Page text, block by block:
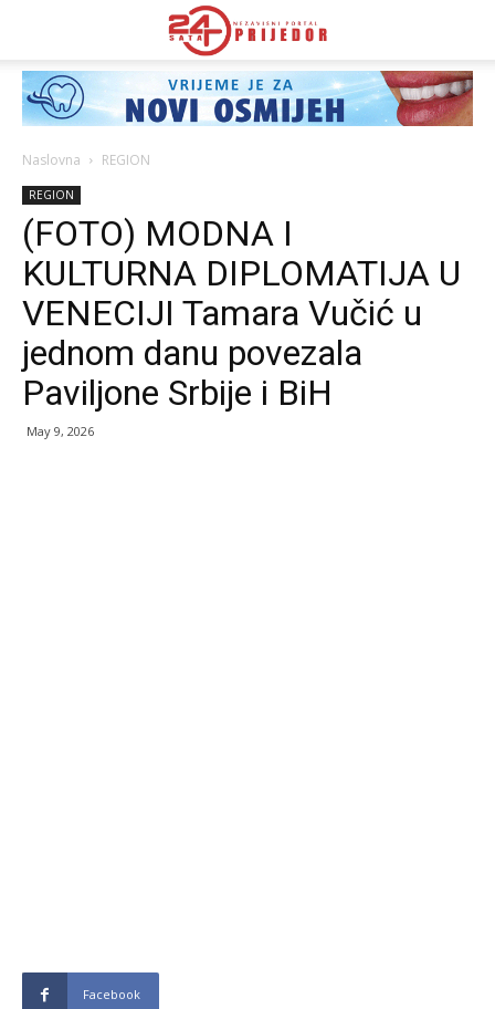
Naslovna REGION
REGION
(FOTO) MODNA I
KULTURNA DIPLOMATIJA U
VENECIJI Tamara Vučić u
jednom danu povezala
Paviljone Srbije i BiH
May 9, 2026
Facebook